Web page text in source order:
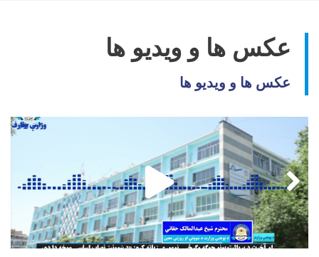
عکس ها و ویدیو ها
عکس ها و ویدیو ها